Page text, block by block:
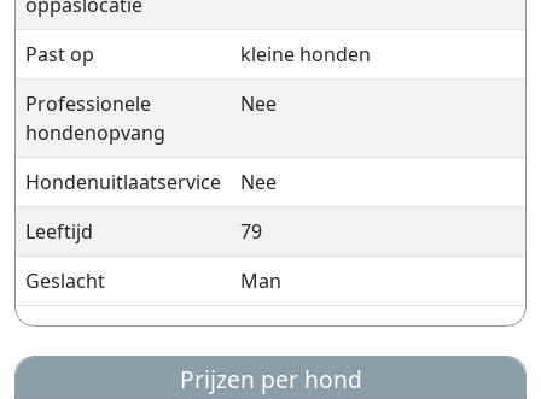
Past op
kleine honden
Professionele
hondenopvang
Nee
Hondenuitlaatservice
Nee
Leeftijd
79
Geslacht
Man
Prijzen per hond